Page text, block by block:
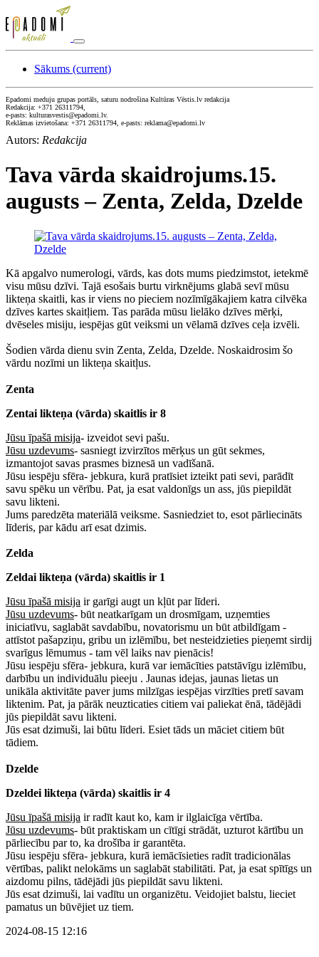
Sākums (current)
Epadomi meduju grupas portāls, saturu nodrošina Kultūras Vēstis.lv redakcija
Redakcija: +371 26311794,
e-pasts: kulturasvestis@epadomi.lv.
Reklāmas izvietošana: +371 26311794, e-pasts: reklama@epadomi.lv
Autors: Redakcija
Tava vārda skaidrojums.15.
augusts – Zenta, Zelda, Dzelde
Kā apgalvo numerologi, vārds, kas dots mums piedzimstot, ietekmē
visu mūsu dzīvi. Tajā esošais burtu virknējums glabā sevī mūsu
likteņa skaitli, kas ir viens no pieciem nozīmīgākajiem katra cilvēka
dzīves kartes skaitļiem. Tas parāda mūsu lielāko dzīves mērķi,
dvēseles misiju, iespējas gūt veiksmi un vēlamā dzīves ceļa izvēli.
Šodien vārda dienu svin Zenta, Zelda, Dzelde. Noskaidrosim šo
vārdu nozīmi un likteņa skaitļus.
Zenta
Zentai likteņa (vārda) skaitlis ir 8
Jūsu īpašā misija- izveidot sevi pašu.
Jūsu uzdevums- sasniegt izvirzītos mērķus un gūt sekmes,
izmantojot savas prasmes biznesā un vadīšanā.
Jūsu iespēju sfēra- jebkura, kurā pratīsiet izteikt pati sevi, parādīt
savu spēku un vērību. Pat, ja esat valdonīgs un ass, jūs piepildāt
savu likteni.
Jums paredzēta materiālā veiksme. Sasniedziet to, esot pārliecināts
līderis, par kādu arī esat dzimis.
Zelda
Zeldai likteņa (vārda) skaitlis ir 1
Jūsu īpašā misija ir garīgi augt un kļūt par līderi.
Jūsu uzdevums- būt neatkarīgam un drosmīgam, uzņemties
iniciatīvu, saglabāt savdabību, novatorismu un būt atbildīgam -
attīstot pašapziņu, gribu un izlēmību, bet nesteidzieties pieņemt sirdij
svarīgus lēmumus - tam vēl laiks nav pienācis!
Jūsu iespēju sfēra- jebkura, kurā var iemācīties patstāvīgu izlēmību,
darbību un individuālu pieeju . Jaunas idejas, jaunas lietas un
unikāla aktivitāte paver jums milzīgas iespējas virzīties pretī savam
liktenim. Pat, ja pārāk neuzticaties citiem vai paliekat ēnā, tādējādi
jūs piepildāt savu likteni.
Jūs esat dzimuši, lai būtu līderi. Esiet tāds un māciet citiem būt
tādiem.
Dzelde
Dzeldei likteņa (vārda) skaitlis ir 4
Jūsu īpašā misija ir radīt kaut ko, kam ir ilglaicīga vērtība.
Jūsu uzdevums- būt praktiskam un cītīgi strādāt, uzturot kārtību un
pārliecību par to, ka drošība ir garantēta.
Jūsu iespēju sfēra- jebkura, kurā iemācīsieties radīt tradicionālas
vērtības, palikt nelokāms un saglabāt stabilitāti. Pat, ja esat spītīgs un
aizdomu pilns, tādējādi jūs piepildāt savu likteni.
Jūs esat dzimuši, lai vadītu un organizētu. Veidojiet balstu, lieciet
pamatus un būvējiet uz tiem.
2024-08-15 12:16